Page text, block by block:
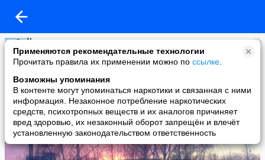
Применяются рекомендательные технологии
Прочитать правила их применении можно по ссылке
Возможны упоминания
В контенте могут упоминаться наркотики и связанная с ними
информация. Незаконное потребление наркотических
средств, психотропных веществ и их аналогов причиняет
вред здоровью, их незаконный оборот запрещён и влечёт
установленную законодательством ответственность
JuliusCaesar
added a photo
01 Feb в 19:40